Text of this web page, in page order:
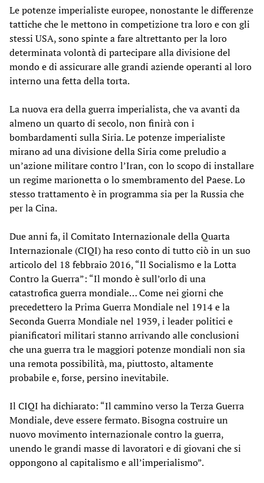
Le potenze imperialiste europee, nonostante le differenze
tattiche che le mettono in competizione tra loro e con gli
stessi USA, sono spinte a fare altrettanto per la loro
determinata volontà di partecipare alla divisione del
mondo e di assicurare alle grandi aziende operanti al loro
interno una fetta della torta.
La nuova era della guerra imperialista, che va avanti da
almeno un quarto di secolo, non finirà con i
bombardamenti sulla Siria. Le potenze imperialiste
mirano ad una divisione della Siria come preludio a
un’azione militare contro l’Iran, con lo scopo di installare
un regime marionetta o lo smembramento del Paese. Lo
stesso trattamento è in programma sia per la Russia che
per la Cina.
Due anni fa, il Comitato Internazionale della Quarta
Internazionale (CIQI) ha reso conto di tutto ciò in un suo
articolo del 18 febbraio 2016, “Il Socialismo e la Lotta
Contro la Guerra”: “Il mondo è sull’orlo di una
catastrofica guerra mondiale… Come nei giorni che
precedettero la Prima Guerra Mondiale nel 1914 e la
Seconda Guerra Mondiale nel 1939, i leader politici e
pianificatori militari stanno arrivando alle conclusioni
che una guerra tra le maggiori potenze mondiali non sia
una remota possibilità, ma, piuttosto, altamente
probabile e, forse, persino inevitabile.
Il CIQI ha dichiarato: “Il cammino verso la Terza Guerra
Mondiale, deve essere fermato. Bisogna costruire un
nuovo movimento internazionale contro la guerra,
unendo le grandi masse di lavoratori e di giovani che si
oppongono al capitalismo e all’imperialismo”.